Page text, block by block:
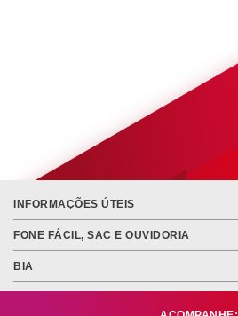
INFORMAÇÕES ÚTEIS
FONE FÁCIL, SAC E OUVIDORIA
BIA